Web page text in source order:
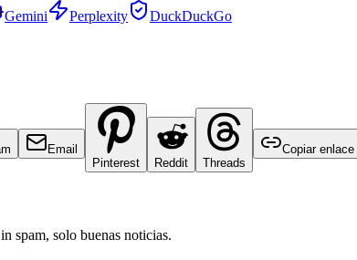
Gemini Perplexity
DuckDuckGo
Email
Pinterest
Reddit Threads
Copiar enlace
spam, solo buenas noticias.